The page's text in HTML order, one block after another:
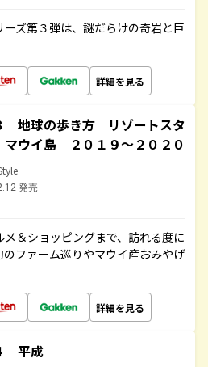
ーズ第３弾は、謎だらけの奇岩と巨
詳細を見る
地球の歩き方 リゾートスタ
ウイ島 ２０１９～２０２０
発売
＆ショッピングまで、訪れる度に
ファーム巡りやマウイ産おみやげ
詳細を見る
平成